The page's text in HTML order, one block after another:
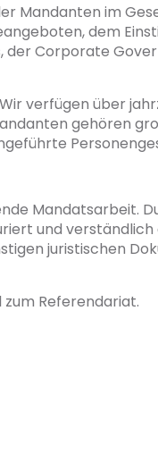
Mandanten im
dem
der Corporate
verfügen über
gehören
Mandatsarbeit.
und verständlich
juristischen
Referendariat.